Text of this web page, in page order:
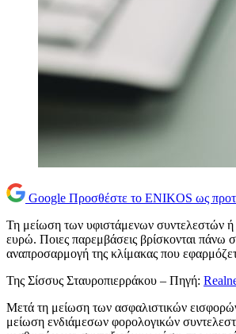
Google Προσθέστε το ENIKOS ως
Τη μείωση των υφιστάμενων συντελεστών ή
ευρώ. Ποιες παρεμβάσεις βρίσκονται πάνω
αναπροσαρμογή της κλίμακας που
Της Σίσσυς Σταυροπιερράκου – Πηγή:
Mετά τη μείωση των ασφαλιστικών
μείωση ενδιάμεσων φορολογικών